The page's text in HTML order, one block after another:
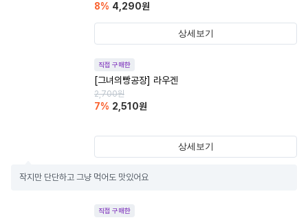
8% 4,290원
상세보기
직접 구매한
[그녀의빵공장] 라우겐
2,700원
7% 2,510원
상세보기
작지만 단단하고 그냥 먹어도 맛있어요
직접 구매한